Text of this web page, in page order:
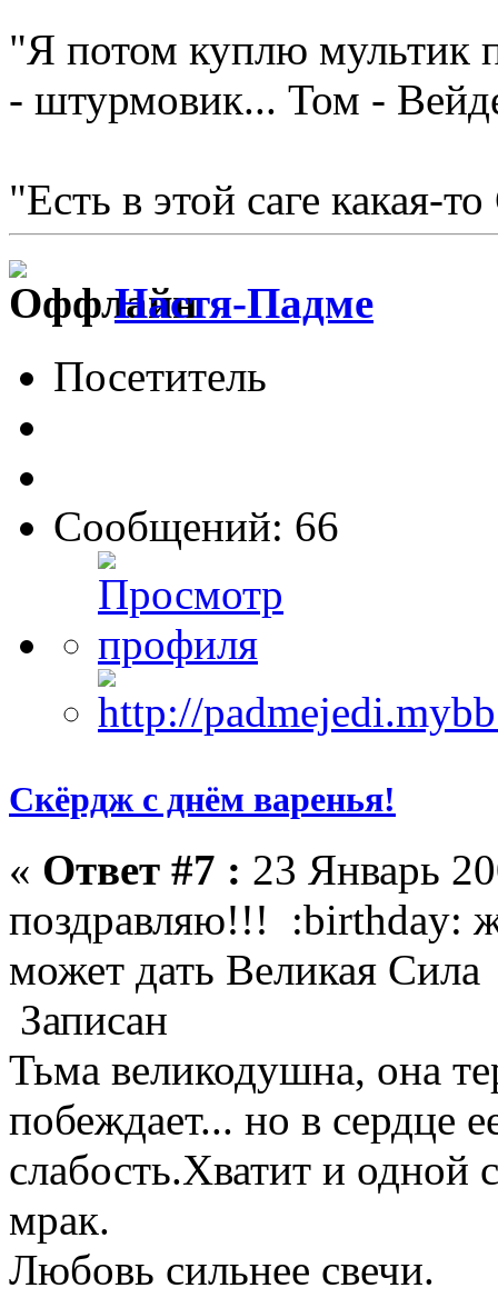
"Я потом куплю мультик
- штурмовик... Том -
"Есть в этой саге какая-
Настя-Падме
Посетитель
Сообщений: 66
Скёрдж с днём варенья!
« Ответ #7 : 23 Январь
поздравляю!!! :birthday:
может дать Великая Сила
Записан
Тьма великодушна, она
побеждает... но в сердце
слабость.Хватит и одной
мрак.
Любовь сильнее свечи.